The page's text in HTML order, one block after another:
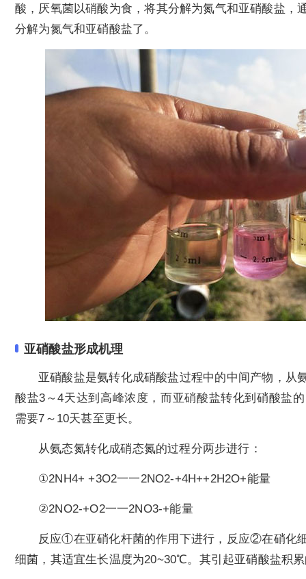
酸，厌氧菌以硝酸为食，将其分解为氮气和亚硝酸盐，
分解为氮气和亚硝酸盐了。
亚硝酸盐形成机理
亚硝酸盐是氨转化成硝酸盐过程中的中间产物，从
酸盐3～4天达到高峰浓度，而亚硝酸盐转化到硝酸盐
需要7～10天甚至更长。
从氨态氮转化成硝态氮的过程分两步进行：
①2NH4+ +3O2一一2NO2-+4H++2H2O+能量
②2NO2-+O2一一2NO3-+能量
反应①在亚硝化杆菌的作用下进行，反应②在硝化
细菌，其适宜生长温度为20~30℃。其引起亚硝酸盐积